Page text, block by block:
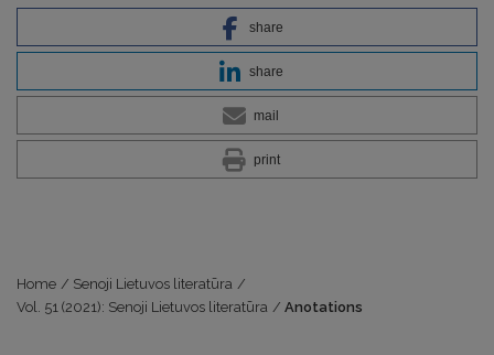
share
share
mail
print
Home / Senoji Lietuvos literatūra /
Vol. 51 (2021): Senoji Lietuvos literatūra / Anotations